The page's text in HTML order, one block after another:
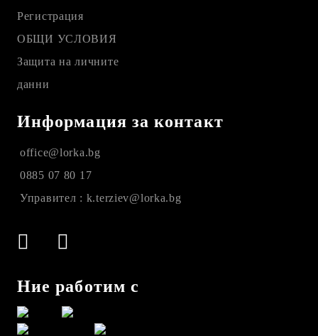
Регистрация
ОБЩИ УСЛОВИЯ
Защита на личните
данни
Информация за контакт
office@lorka.bg
0885 07 80 17
Управител : k.terziev@lorka.bg
Ние работим с